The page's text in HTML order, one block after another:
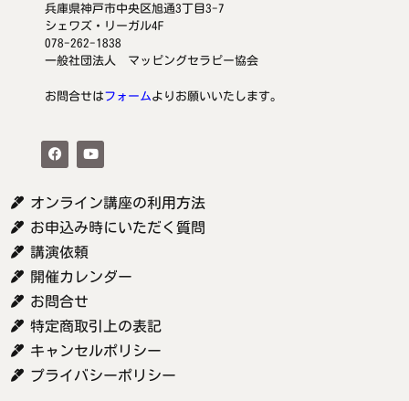
兵庫県神戸市中央区旭通3丁目3-7
シェワズ・リーガル4F
078-262-1838
一般社団法人 マッピングセラピー協会
お問合せはフォーム よりお願いいたします。
オンライン講座の利用方法
お申込み時にいただく質問
講演依頼
開催カレンダー
お問合せ
特定商取引上の表記
キャンセルポリシー
プライバシーポリシー